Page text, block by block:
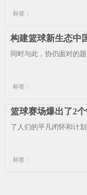
标签：
构建篮球新生态中
同时与此，协仍面对的
标签：
篮球赛场爆出了2
了人们的平凡闭怀和计
标签：